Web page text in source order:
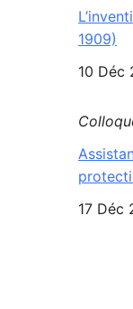
1909)
10 Déc
17 Déc